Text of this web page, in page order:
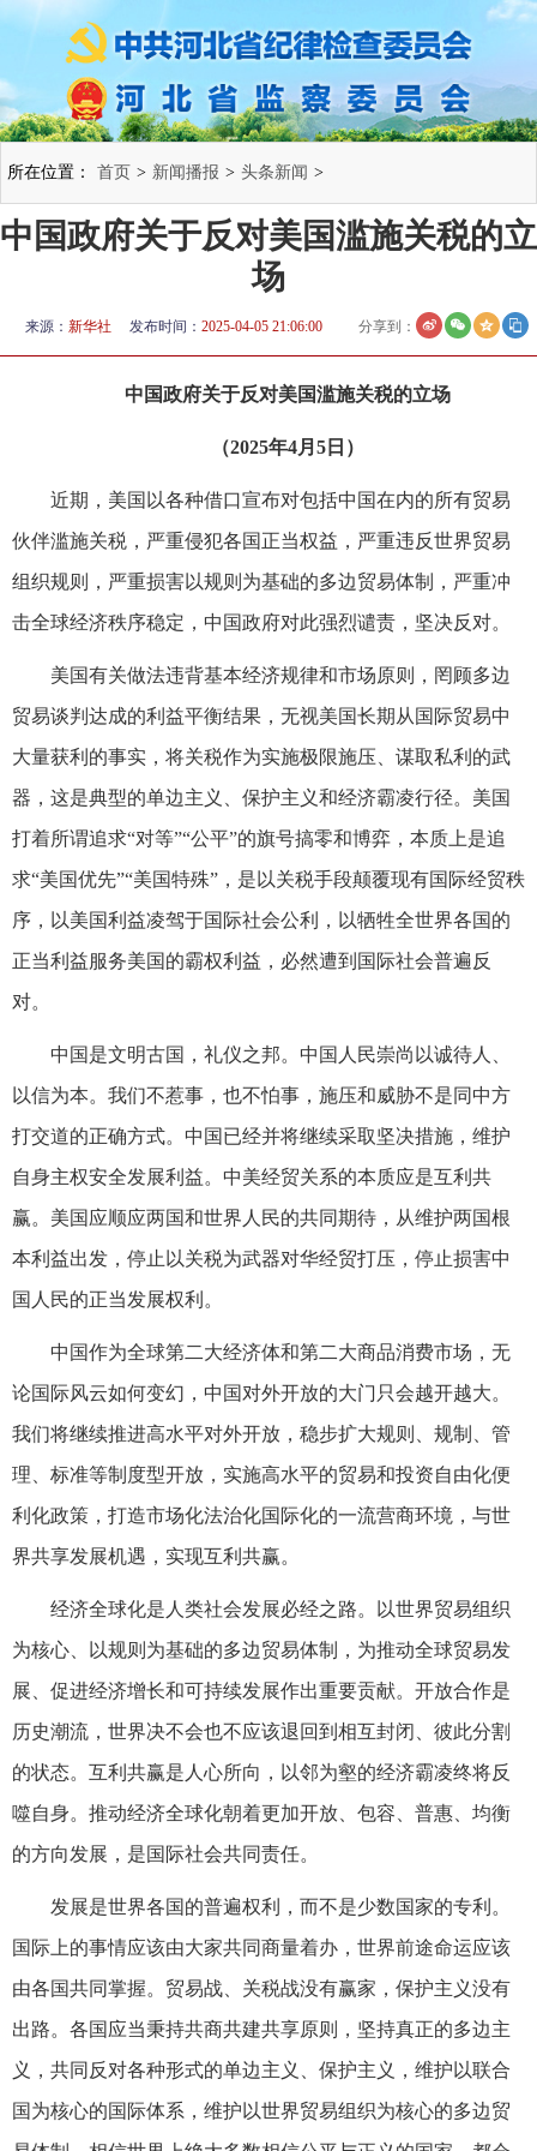
所在位置： 首页 > 新闻播报 > 头条新闻 >
中国政府关于反对美国滥施关税的立
场
来源： 新华社 发布时间： 2025-04-05 21:06:00 分享到：
中国政府关于反对美国滥施关税的立场
（2025年4月5日）
近期，美国以各种借口宣布对包括中国在内的所有贸易
伙伴滥施关税，严重侵犯各国正当权益，严重违反世界贸易
组织规则，严重损害以规则为基础的多边贸易体制，严重冲
击全球经济秩序稳定，中国政府对此强烈谴责，坚决反对。
美国有关做法违背基本经济规律和市场原则，罔顾多边
贸易谈判达成的利益平衡结果，无视美国长期从国际贸易中
大量获利的事实，将关税作为实施极限施压、谋取私利的武
器，这是典型的单边主义、保护主义和经济霸凌行径。美国
打着所谓追求“对等”“公平”的旗号搞零和博弈，本质上是追
求“美国优先”“美国特殊”，是以关税手段颠覆现有国际经贸秩
序，以美国利益凌驾于国际社会公利，以牺牲全世界各国的
正当利益服务美国的霸权利益，必然遭到国际社会普遍反
对。
中国是文明古国，礼仪之邦。中国人民崇尚以诚待人、
以信为本。我们不惹事，也不怕事，施压和威胁不是同中方
打交道的正确方式。中国已经并将继续采取坚决措施，维护
自身主权安全发展利益。中美经贸关系的本质应是互利共
赢。美国应顺应两国和世界人民的共同期待，从维护两国根
本利益出发，停止以关税为武器对华经贸打压，停止损害中
国人民的正当发展权利。
中国作为全球第二大经济体和第二大商品消费市场，无
论国际风云如何变幻，中国对外开放的大门只会越开越大。
我们将继续推进高水平对外开放，稳步扩大规则、规制、管
理、标准等制度型开放，实施高水平的贸易和投资自由化便
利化政策，打造市场化法治化国际化的一流营商环境，与世
界共享发展机遇，实现互利共赢。
经济全球化是人类社会发展必经之路。以世界贸易组织
为核心、以规则为基础的多边贸易体制，为推动全球贸易发
展、促进经济增长和可持续发展作出重要贡献。开放合作是
历史潮流，世界决不会也不应该退回到相互封闭、彼此分割
的状态。互利共赢是人心所向，以邻为壑的经济霸凌终将反
噬自身。推动经济全球化朝着更加开放、包容、普惠、均衡
的方向发展，是国际社会共同责任。
发展是世界各国的普遍权利，而不是少数国家的专利。
国际上的事情应该由大家共同商量着办，世界前途命运应该
由各国共同掌握。贸易战、关税战没有赢家，保护主义没有
出路。各国应当秉持共商共建共享原则，坚持真正的多边主
义，共同反对各种形式的单边主义、保护主义，维护以联合
国为核心的国际体系，维护以世界贸易组织为核心的多边贸